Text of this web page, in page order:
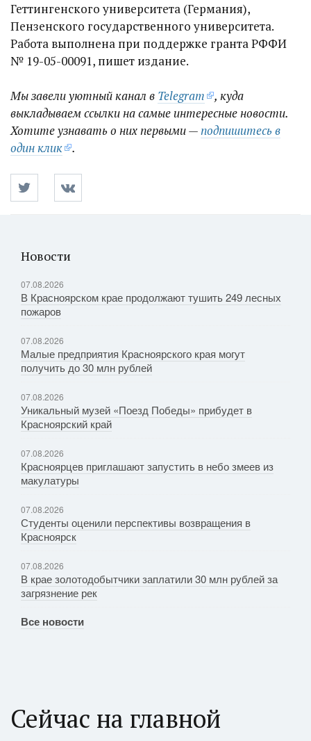
Геттингенского университета (Германия),
Пензенского государственного университета.
Работа выполнена при поддержке гранта РФФИ
№ 19-05-00091, пишет издание.
Мы завели уютный канал в Telegram
, куда
выкладываем ссылки на самые интересные новости.
Хотите узнавать о них первыми —подпишитесь в
один клик
.
Новости
07.08.2026
В Красноярском крае продолжают тушить 249 лесных
пожаров
07.08.2026
Малые предприятия Красноярского края могут
получить до 30 млн рублей
07.08.2026
Уникальный музей «Поезд Победы» прибудет в
Красноярский край
07.08.2026
Красноярцев приглашают запустить в небо змеев из
макулатуры
07.08.2026
Студенты оценили перспективы возвращения в
Красноярск
07.08.2026
В крае золотодобытчики заплатили 30 млн рублей за
загрязнение рек
Все новости
Сейчас на главной